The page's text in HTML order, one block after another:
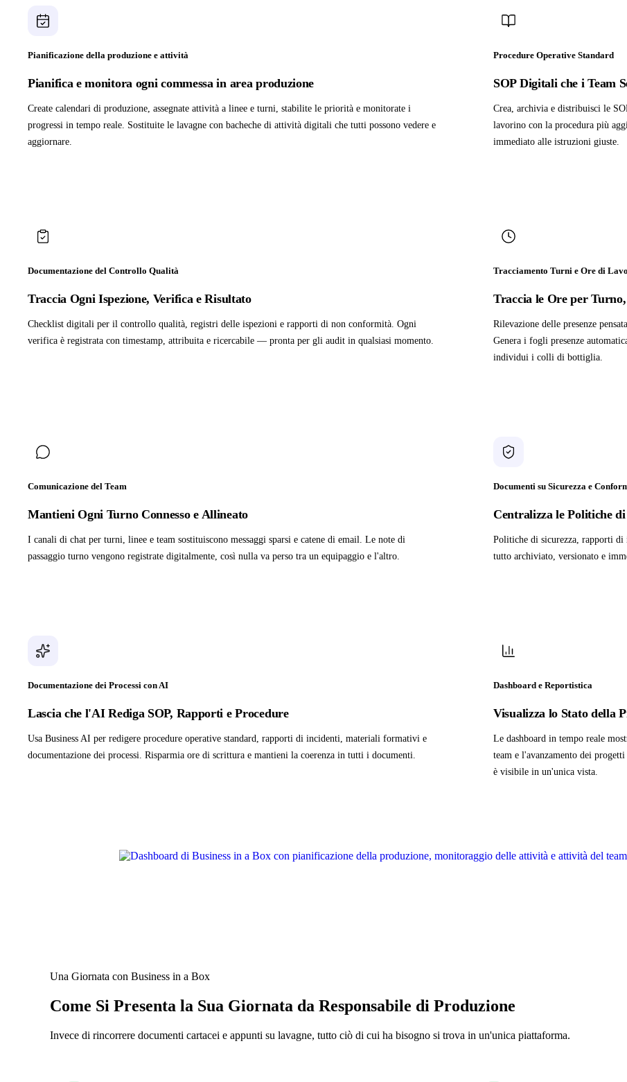
Pianificazione della produzione e attività
Pianifica e monitora ogni commessa in area produzione
Create calendari di produzione, assegnate attività a linee e turni, stabilite le priorità e monitorate i
progressi in tempo reale. Sostituite le lavagne con bacheche di attività digitali che tutti possono vedere e
aggiornare.
Procedure Operative Standard
SOP Digitali che i Team
Crea, archivia e distribuisci le
lavorino con la procedura più
immediato alle istruzioni giuste.
Documentazione del Controllo Qualità
Traccia Ogni Ispezione, Verifica e Risultato
Checklist digitali per il controllo qualità, registri delle ispezioni e rapporti di non conformità. Ogni
verifica è registrata con timestamp, attribuita e ricercabile — pronta per gli audit in qualsiasi momento.
Tracciamento Turni e Ore di
Traccia le Ore per
Rilevazione delle presenze
Genera i fogli presenze
individui i colli di bottiglia.
Comunicazione del Team
Mantieni Ogni Turno Connesso e Allineato
I canali di chat per turni, linee e team sostituiscono messaggi sparsi e catene di email. Le note di
passaggio turno vengono registrate digitalmente, così nulla va perso tra un equipaggio e l'altro.
Documenti su Sicurezza e
Centralizza le Politiche
Politiche di sicurezza, rapporti
tutto archiviato, versionato e
Documentazione dei Processi con AI
Lascia che l'AI Rediga SOP, Rapporti e Procedure
Usa Business AI per redigere procedure operative standard, rapporti di incidenti, materiali formativi e
documentazione dei processi. Risparmia ore di scrittura e mantieni la coerenza in tutti i documenti.
Dashboard e Reportistica
Visualizza lo Stato della
Le dashboard in tempo reale
team e l'avanzamento dei
è visibile in un'unica vista.
Una Giornata con Business in a Box
Come Si Presenta la Sua Giornata da Responsabile di Produzione
Invece di rincorrere documenti cartacei e appunti su lavagne, tutto ciò di cui ha bisogno si trova in un'unica piattaforma.